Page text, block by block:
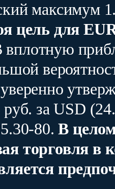
максимум
цель для
за USD
80.В
торговля в